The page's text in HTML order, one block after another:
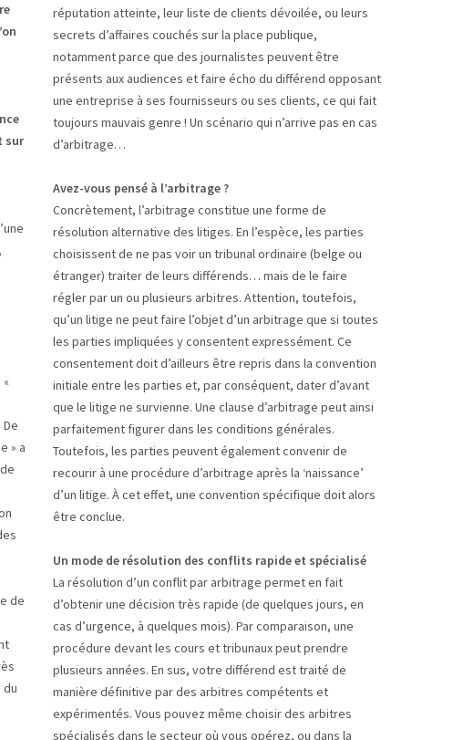
sur
» a
de
réputation atteinte, leur liste de clients dévoilée, ou leurs
secrets d’affaires couchés sur la place publique,
notamment parce que des journalistes peuvent être
présents aux audiences et faire écho du différend opposant
une entreprise à ses fournisseurs ou ses clients, ce qui fait
toujours mauvais genre ! Un scénario qui n’arrive pas en cas
d’arbitrage…
Avez-vous pensé à l’arbitrage ?
Concrètement, l’arbitrage constitue une forme de
résolution alternative des litiges. En l’espèce, les parties
choisissent de ne pas voir un tribunal ordinaire (belge ou
étranger) traiter de leurs différends… mais de le faire
régler par un ou plusieurs arbitres. Attention, toutefois,
qu’un litige ne peut faire l’objet d’un arbitrage que si toutes
les parties impliquées y consentent expressément. Ce
consentement doit d’ailleurs être repris dans la convention
initiale entre les parties et, par conséquent, dater d’avant
que le litige ne survienne. Une clause d’arbitrage peut ainsi
parfaitement figurer dans les conditions générales.
Toutefois, les parties peuvent également convenir de
recourir à une procédure d’arbitrage après la ‘naissance’
d’un litige. À cet effet, une convention spécifique doit alors
être conclue.
Un mode de résolution des conflits rapide et spécialisé
La résolution d’un conflit par arbitrage permet en fait
d’obtenir une décision très rapide (de quelques jours, en
cas d’urgence, à quelques mois). Par comparaison, une
procédure devant les cours et tribunaux peut prendre
plusieurs années. En sus, votre différend est traité de
manière définitive par des arbitres compétents et
expérimentés. Vous pouvez même choisir des arbitres
spécialisés dans le secteur où vous opérez, ou dans la